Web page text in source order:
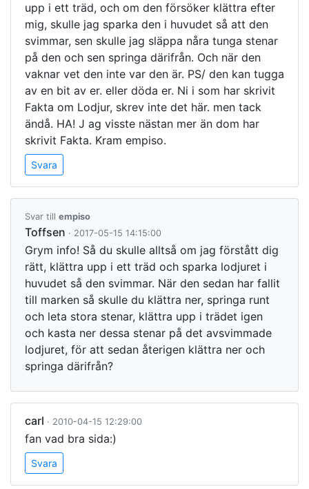
upp i ett träd, och om den försöker klättra efter
mig, skulle jag sparka den i huvudet så att den
svimmar, sen skulle jag släppa nåra tunga stenar
på den och sen springa därifrån. Och när den
vaknar vet den inte var den är. PS/ den kan tugga
av en bit av er. eller döda er. Ni i som har skrivit
Fakta om Lodjur, skrev inte det här. men tack
ändå. HA! J ag visste nästan mer än dom har
skrivit Fakta. Kram empiso.
Svara
Svar till empiso
Toffsen · 2017-05-15 14:15:00
Grym info! Så du skulle alltså om jag förstått dig
rätt, klättra upp i ett träd och sparka lodjuret i
huvudet så den svimmar. När den sedan har fallit
till marken så skulle du klättra ner, springa runt
och leta stora stenar, klättra upp i trädet igen
och kasta ner dessa stenar på det avsvimmade
lodjuret, för att sedan återigen klättra ner och
springa därifrån?
carl · 2010-04-15 12:29:00
fan vad bra sida:)
Svara